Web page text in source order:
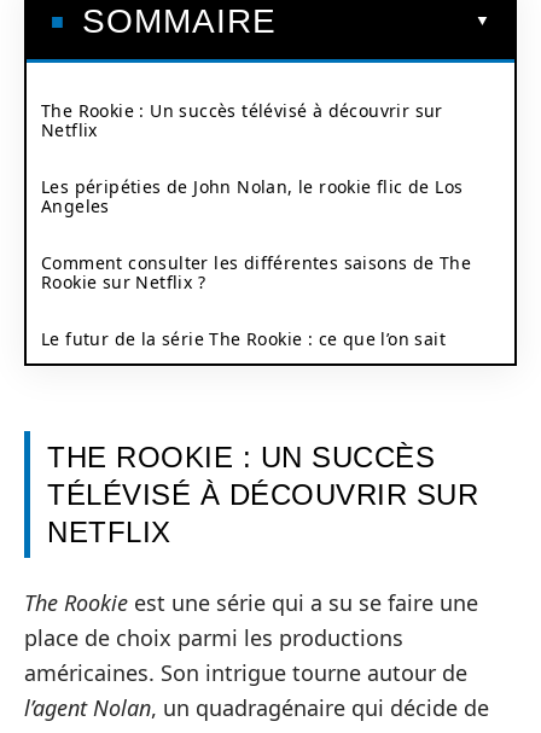
SOMMAIRE
The Rookie : Un succès télévisé à découvrir sur
Netflix
Les péripéties de John Nolan, le rookie flic de Los
Angeles
Comment consulter les différentes saisons de The
Rookie sur Netflix ?
Le futur de la série The Rookie : ce que l’on sait
THE ROOKIE : UN SUCCÈS
TÉLÉVISÉ À DÉCOUVRIR SUR
NETFLIX
The Rookie est une série qui a su se faire une
place de choix parmi les productions
américaines. Son intrigue tourne autour de
l’agent Nolan, un quadragénaire qui décide de